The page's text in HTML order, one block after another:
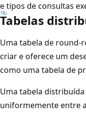
e tipos de consultas
Tabelas
Uma tabela de round-
criar e oferece um
como uma tabela de
Uma tabela
uniformemente entre